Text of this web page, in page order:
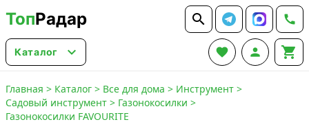
ТопРадар  
Каталог    
Главная > Каталог > Все для дома > Инструмент >
Садовый инструмент > Газонокосилки >
Газонокосилки FAVOURITE